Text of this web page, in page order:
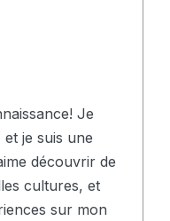
Je
et je suis une
découvrir de
cultures, et
sur mon